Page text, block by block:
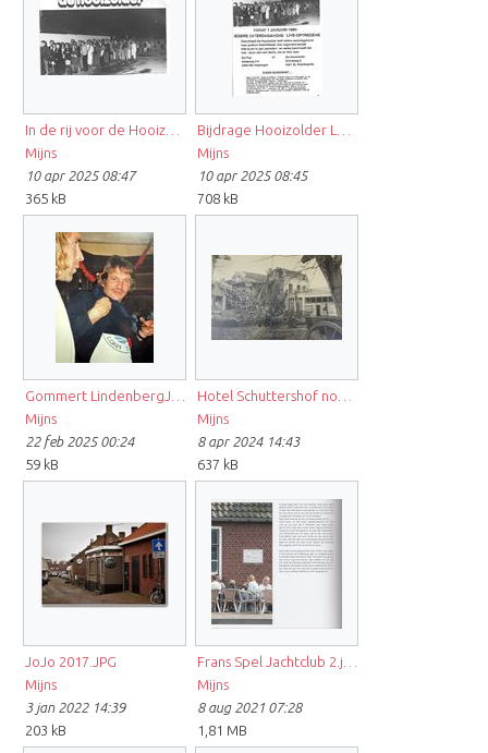
Mijns
10 apr 2025 08:47
365 kB
Mijns
10 apr 2025 08:45
708 kB
Mijns
22 feb 2025 00:24
59 kB
Mijns
8 apr 2024 14:43
637 kB
JoJo 2017.JPG
Mijns
3 jan 2022 14:39
203 kB
Mijns
8 aug 2021 07:28
1,81 MB